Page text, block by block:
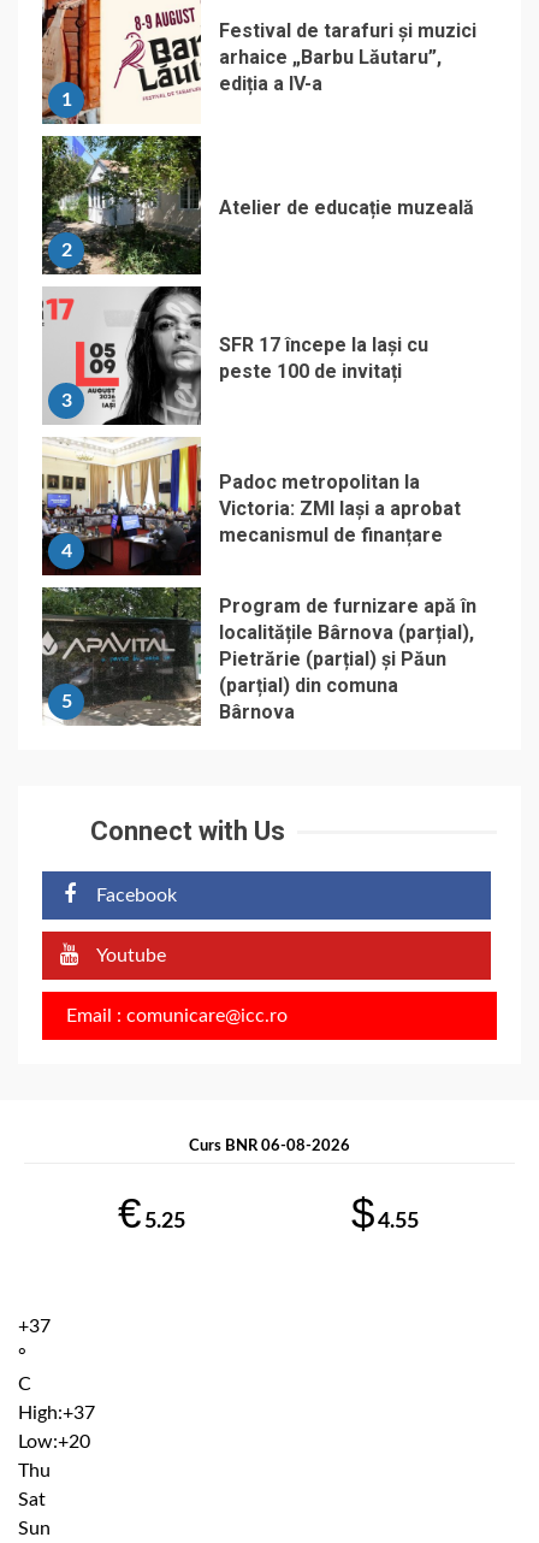
1
Festival de tarafuri și muzici
arhaice „Barbu Lăutaru”,
ediția a IV-a
2
Atelier de educație muzeală
3
SFR 17 începe la Iași cu
peste 100 de invitați
4
Padoc metropolitan la
Victoria: ZMI Iași a aprobat
mecanismul de finanțare
5
Program de furnizare apă în
localitățile Bârnova (parțial),
Pietrărie (parțial) și Păun
(parțial) din comuna
Bârnova
Connect with Us
Facebook
Youtube
Email : comunicare@icc.ro
Curs BNR 06-08-2026
€ 5.25 $4.55
+37
°
C
High:+37
Low:+20
Thu
Sat
Sun